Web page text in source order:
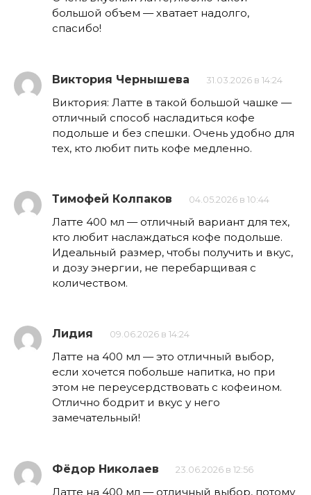
большой объем — хватает надолго,
спасибо!
Виктория Чернышева 31.03.2026 в 14:24
Виктория: Латте в такой большой чашке —
отличный способ насладиться кофе
подольше и без спешки. Очень удобно для
тех, кто любит пить кофе медленно.
Тимофей Колпаков 04.05.2026 в 10:44
Латте 400 мл — отличный вариант для тех,
кто любит наслаждаться кофе подольше.
Идеальный размер, чтобы получить и вкус,
и дозу энергии, не перебарщивая с
количеством.
Лидия 09.06.2026 в 14:24
Латте на 400 мл — это отличный выбор,
если хочется побольше напитка, но при
этом не переусердствовать с кофеином.
Отлично бодрит и вкус у него
замечательный!
Фёдор Николаев 23.06.2026 в 12:56
Латте на 400 мл — отличный выбор, потому